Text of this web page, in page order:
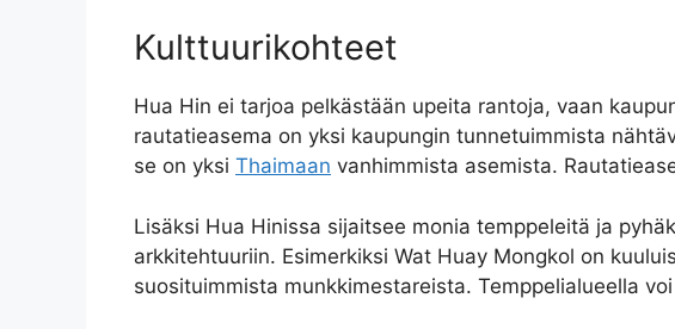
Kulttuurikohteet
Hua Hin ei tarjoa pelkästään upeita rantoja, vaan
rautatieasema on yksi kaupungin tunnetuimmista
se on yksi Thaimaan vanhimmista asemista.
Lisäksi Hua Hinissa sijaitsee monia temppeleitä ja
arkkitehtuuriin. Esimerkiksi Wat Huay Mongkol on
suosituimmista munkkimestareista. Temppelialueella